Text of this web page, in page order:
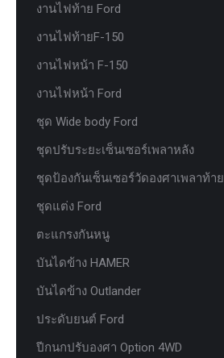
งานไฟท้าย Ford
งานไฟท้ายF-150
งานไฟหน้า F-150
งานไฟหน้า Ford
ชุด Wide body Ford
ชุดปรับระยะเซ็นเซอร์เพลาหลัง
ชุดป้องกันเซ็นเซอร์วัดองศาเพลาท้าย
ชุดแต่ง Ford
ตะแกรงกันหนู
บันไดข้าง HAMER
บันไดข้าง Outlander
ประดับยนต์ Ford
ปีกนกปรับองศา Option 4WD